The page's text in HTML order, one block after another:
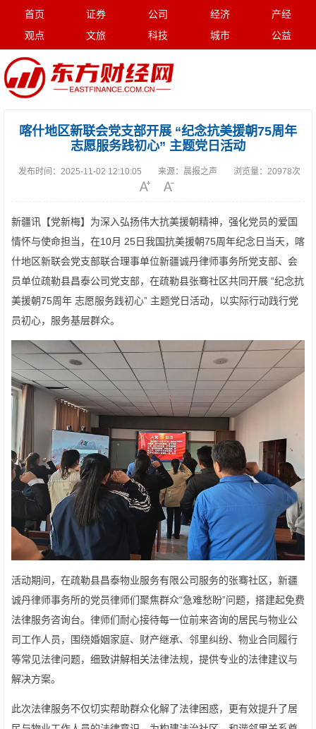
首页 证券 公司 经济
产经
观点
文旅 科技 城市 公益
喀什地区新联会党支部开展 “纪念抗美援朝75周年
志愿服务践初心” 主题党日活动
发布时间： 2025-11-02 12:10:05 来源： 晨报之声 浏览量： 20978次
新疆讯【党新梅】为深入弘扬伟大抗美援朝精神，强化党员的爱国
情怀与使命担当，在10月 25日我国抗美援朝75周年纪念日当天，喀
什地区新联会党支部联合理事单位新疆诚丹律师事务所党支部、会
员单位疏勒县昌泰公司党支部，在疏勒县张骞社区共同开展 “纪念抗
美援朝75周年 志愿服务践初心” 主题党日活动，以实际行动践行党
员初心，服务基层群众。
活动期间，在疏勒县昌泰物业服务有限公司服务的张骞社区，新疆
诚丹律师事务所的党员律师们聚焦群众“急难愁盼”问题，搭建起免费
法律服务咨询台。律师们耐心接待每一位前来咨询的居民与物业公
司工作人员，围绕婚姻家庭、财产继承、邻里纠纷、物业合同履行
等常见法律问题，细致讲解相关法律法规，提供专业的法律建议与
解决方案。
此次法律服务不仅切实帮助群众化解了法律困惑，更有效提升了居